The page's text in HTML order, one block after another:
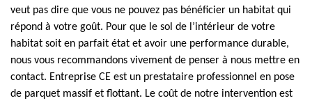
veut pas dire que vous ne pouvez pas bénéficier un habitat qui
répond à votre goût. Pour que le sol de l’intérieur de votre
habitat soit en parfait état et avoir une performance durable,
nous vous recommandons vivement de penser à nous mettre en
contact. Entreprise CE est un prestataire professionnel en pose
de parquet massif et flottant. Le coût de notre intervention est